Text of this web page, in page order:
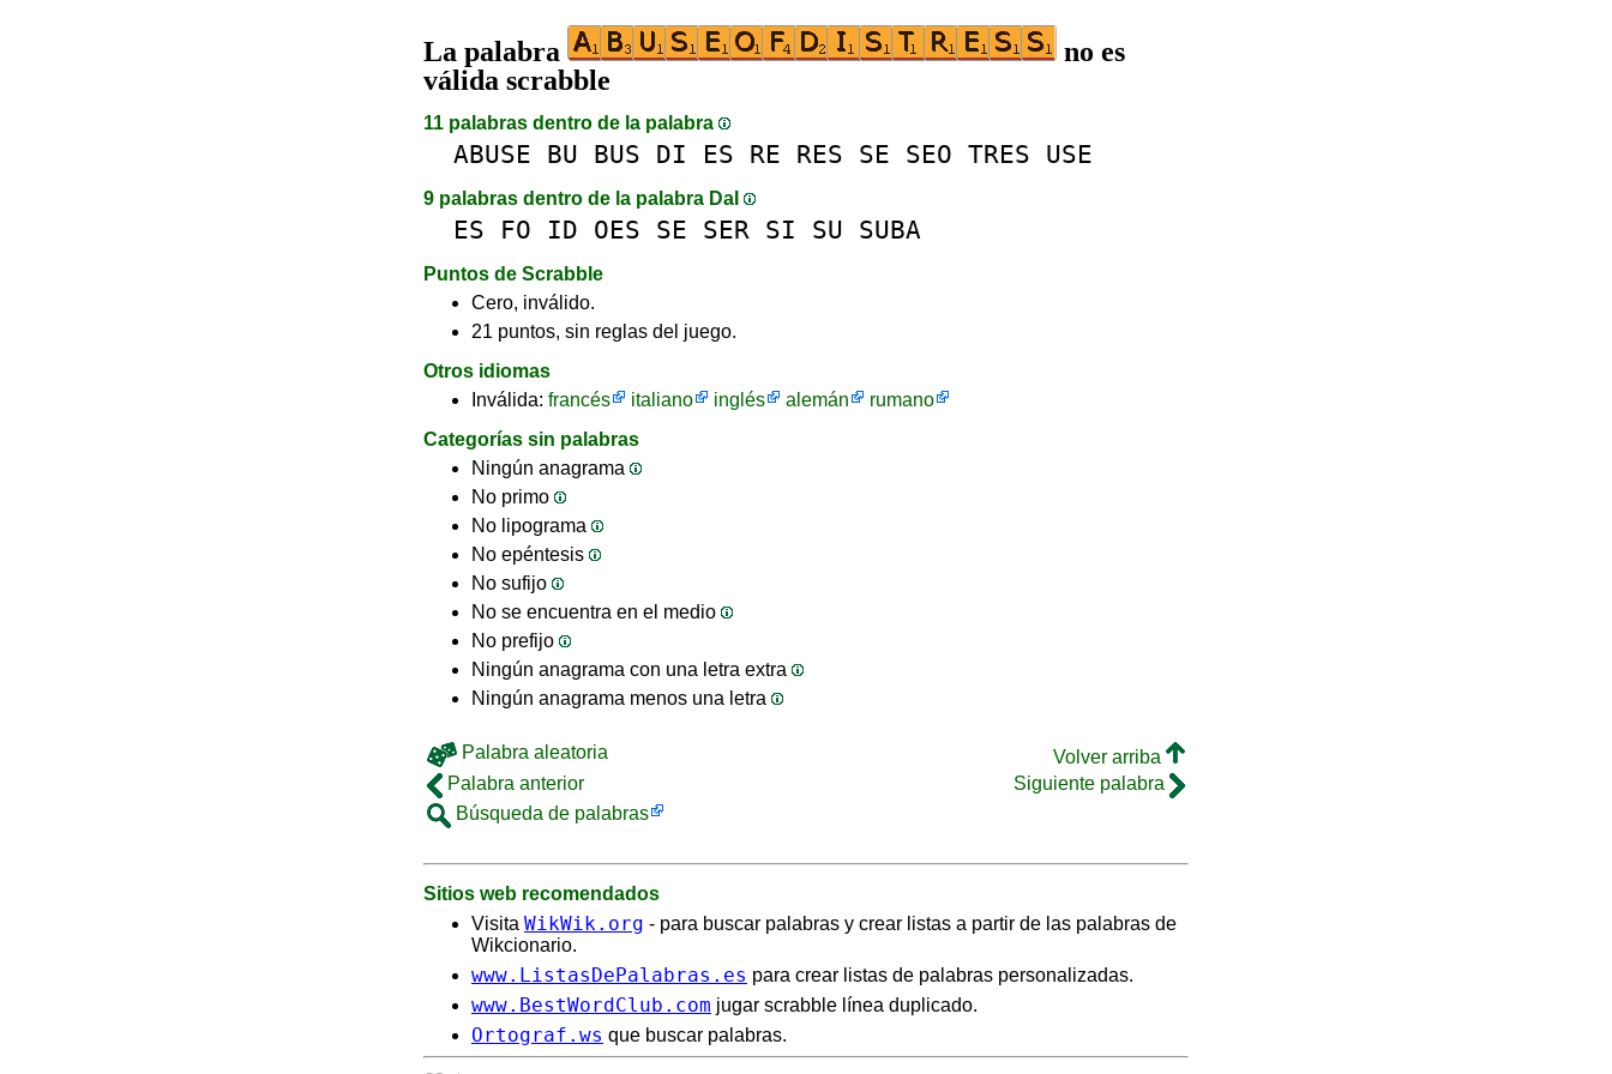
La palabra
no es
válida scrabble
11 palabras dentro de la palabra
ABUSE BU BUS DI ES RE RES SE SEO TRES USE
9 palabras dentro de la palabra DaI
ES FO ID OES SE SER SI SU SUBA
Puntos de Scrabble
Cero, inválido.
21 puntos, sin reglas del juego.
Otros idiomas
Inválida: francés italiano inglés alemán
rumano
Categorías sin palabras
Ningún anagrama
No primo
No lipograma
No epéntesis
No sufijo
No se encuentra en el medio
No prefijo
Ningún anagrama con una letra extra
Ningún anagrama menos una letra
Palabra aleatoria
Volver arriba
Palabra anterior
Siguiente palabra
Búsqueda de palabras
Sitios web recomendados
Visita WikWik.org - para buscar palabras y crear listas a partir de las palabras de
Wikcionario.
www.ListasDePalabras.es para crear listas de palabras personalizadas.
www.BestWordClub.com jugar scrabble línea duplicado.
Ortograf.ws que buscar palabras.